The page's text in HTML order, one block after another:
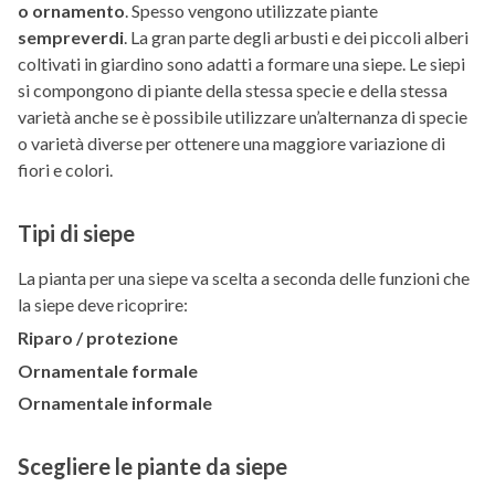
o ornamento. Spesso vengono utilizzate piante
sempreverdi. La gran parte degli arbusti e dei piccoli alberi
coltivati in giardino sono adatti a formare una siepe. Le siepi
si compongono di piante della stessa specie e della stessa
varietà anche se è possibile utilizzare un’alternanza di specie
o varietà diverse per ottenere una maggiore variazione di
fiori e colori.
Tipi di siepe
La pianta per una siepe va scelta a seconda delle funzioni che
la siepe deve ricoprire:
Riparo / protezione
Ornamentale formale
Ornamentale informale
Scegliere le piante da siepe